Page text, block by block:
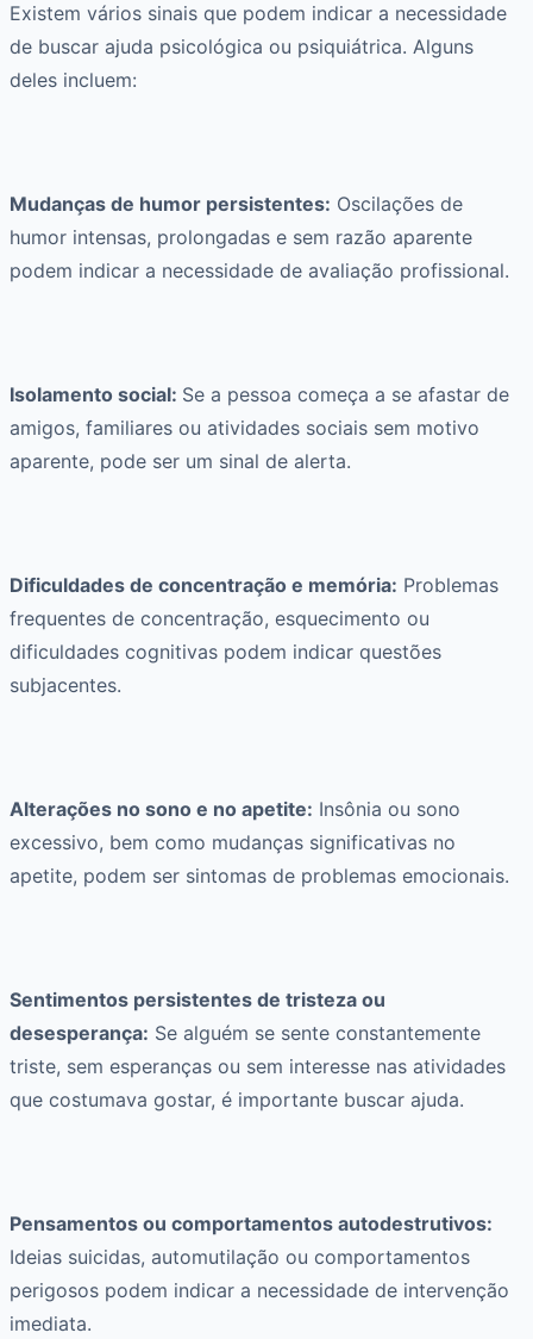
Existem vários sinais que podem indicar a necessidade
de buscar ajuda psicológica ou psiquiátrica. Alguns
deles incluem:
Mudanças de humor persistentes: Oscilações de
humor intensas, prolongadas e sem razão aparente
podem indicar a necessidade de avaliação profissional.
Isolamento social: Se a pessoa começa a se afastar de
amigos, familiares ou atividades sociais sem motivo
aparente, pode ser um sinal de alerta.
Dificuldades de concentração e memória: Problemas
frequentes de concentração, esquecimento ou
dificuldades cognitivas podem indicar questões
subjacentes.
Alterações no sono e no apetite: Insônia ou sono
excessivo, bem como mudanças significativas no
apetite, podem ser sintomas de problemas emocionais.
Sentimentos persistentes de tristeza ou
desesperança: Se alguém se sente constantemente
triste, sem esperanças ou sem interesse nas atividades
que costumava gostar, é importante buscar ajuda.
Pensamentos ou comportamentos autodestrutivos:
Ideias suicidas, automutilação ou comportamentos
perigosos podem indicar a necessidade de intervenção
imediata.